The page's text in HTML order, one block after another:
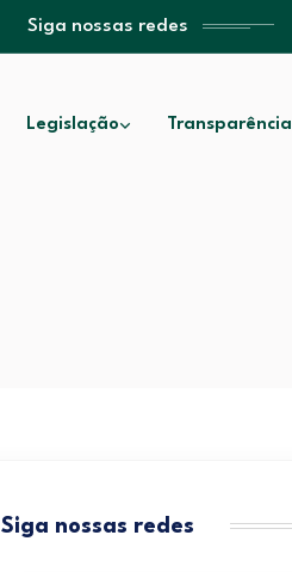
Siga nossas redes
Legislação Transparência
Siga nossas redes